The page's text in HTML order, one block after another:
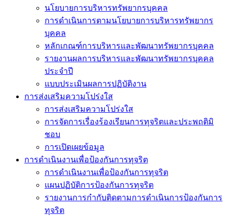
นโยบายการบริหารทรัพยากรบุคคล
การดำเนินการตามนโยบายการบริหารทรัพยากร
บุคคล
หลักเกณฑ์การบริหารและพัฒนาทรัพยากรบุคคล
รายงานผลการบริหารและพัฒนาทรัพยากรบุคคล
ประจำปี
แบบประเมินผลการปฏิบัติงาน
การส่งเสริมความโปร่งใส
การส่งเสริมความโปร่งใส
การจัดการเรื่องร้องเรียนการทุจริตและประพฤติมิ
ชอบ
การเปิดเผยข้อมูล
การดำเนินงานเพื่อป้องกันการทุจริต
การดำเนินงานเพื่อป้องกันการทุจริต
แผนปฏิบัติการป้องกันการทุจริต
รายงานการกำกับติดตามการดำเนินการป้องกันการ
ทุจริต